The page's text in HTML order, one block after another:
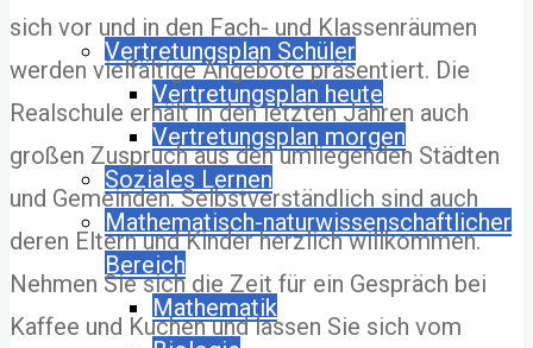
Vertretungsplan Schüler
Vertretungsplan heute
Vertretungsplan morgen
Soziales Lernen
Mathematisch-naturwissenschaftlicher
Bereich
Mathematik
sich vor und in den Fach- und Klassenräumen
werden vielfältige Angebote präsentiert. Die
Realschule erhält in den letzten Jahren auch
großen Zuspruch aus den umliegenden Städten
und Gemeinden. Selbstverständlich sind auch
deren Eltern und Kinder herzlich willkommen.
Nehmen Sie sich die Zeit für ein Gespräch bei
Kaffee und Kuchen und lassen Sie sich vom